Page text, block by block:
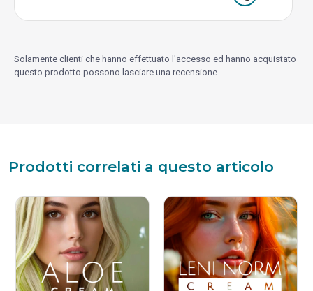
Solamente clienti che hanno effettuato l'accesso ed hanno acquistato
questo prodotto possono lasciare una recensione.
Prodotti correlati a questo articolo